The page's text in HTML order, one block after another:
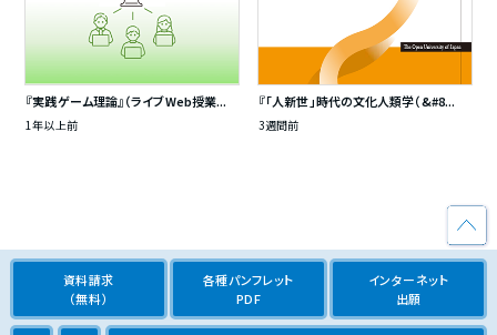
『実践ゲーム理論』（ライブWeb授業...
1年以上前
『「人新世」時代の文化人類学（&#8...
3週間前
資料請求
（無料）
各種パンフレット
PDF
インターネット
出願